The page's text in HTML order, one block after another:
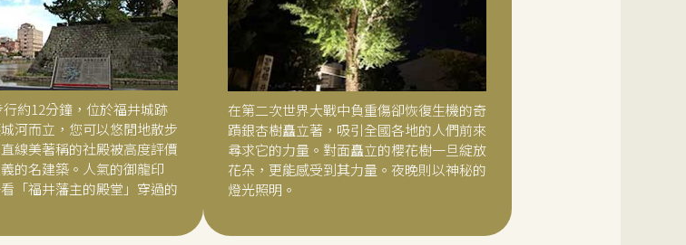
約12分鐘，位於福井城跡
河而立，您可以悠閒地散步
線美著稱的社殿被高度評價
的名建築。人氣的御龍印
「福井藩主的殿堂」穿過的
在第二次世界大戰中負重傷卻恢復生機的奇
蹟銀杏樹矗立著，吸引全國各地的人們前來
尋求它的力量。對面矗立的櫻花樹一旦綻放
花朵，更能感受到其力量。夜晚則以神秘的
燈光照明。